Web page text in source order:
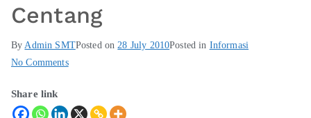
Centang
By Admin SMTPosted on 28 July 2010Posted in Informasi
No Comments
Share link